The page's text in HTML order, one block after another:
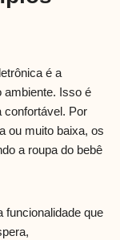
é a
ambiente. Isso é
confortável. Por
ou muito baixa, os
a roupa do bebê
funcionalidade que